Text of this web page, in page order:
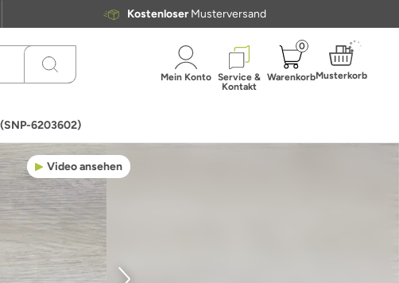
Kostenloser Musterversand
Mein Konto Service &
Kontakt
0
WarenkorbMusterkorb
6203602)
Video ansehen